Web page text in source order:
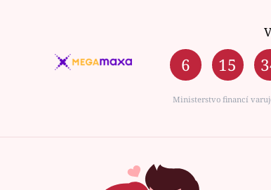
6 15
Ministerstvo financí